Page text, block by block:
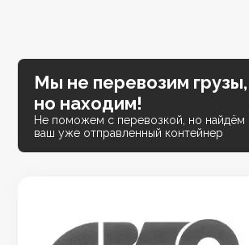
Мы не перевозим грузы,
но находим!
Не поможем с перевозкой, но найдём
ваш уже отправленный контейнер